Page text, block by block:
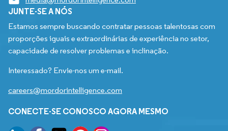
JUNTE-SE A NÓS
Estamos sempre buscando contratar pessoas talentosas com
proporções iguais e extraordinárias de experiência no setor,
capacidade de resolver problemas e inclinação.
Interessado? Envie-nos um e-mail.
careers@mordorintelligence.com
CONECTE-SE CONOSCO AGORA MESMO